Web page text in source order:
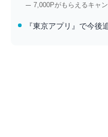
7,000Pがもらえるキャ
『東京アプリ』で今後